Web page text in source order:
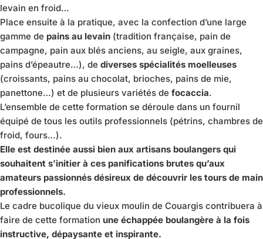
levain en froid…
Place ensuite à la pratique, avec la confection d’une large
gamme de pains au levain (tradition française, pain de
campagne, pain aux blés anciens, au seigle, aux graines,
pains d’épeautre…), de diverses spécialités moelleuses
(croissants, pains au chocolat, brioches, pains de mie,
panettone…) et de plusieurs variétés de focaccia.
L’ensemble de cette formation se déroule dans un fournil
équipé de tous les outils professionnels (pétrins, chambres de
froid, fours…).
Elle est destinée aussi bien aux artisans boulangers qui
souhaitent s’initier à ces panifications brutes qu’aux
amateurs passionnés désireux de découvrir les tours de main
professionnels.
Le cadre bucolique du vieux moulin de Couargis contribuera à
faire de cette formation une échappée boulangère à la fois
instructive, dépaysante et inspirante.